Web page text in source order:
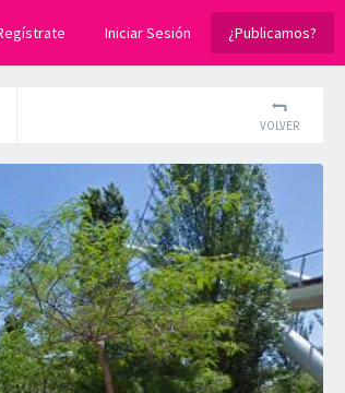
Iniciar Sesión ¿Publicamos?
VOLVER